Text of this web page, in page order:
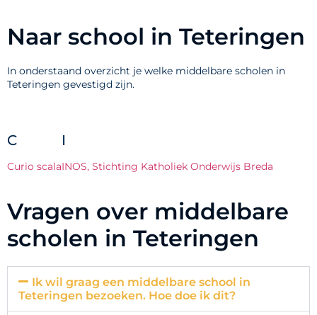
Naar school in Teteringen
In onderstaand overzicht je welke middelbare scholen in
Teteringen gevestigd zijn.
C
Curio scala
I
INOS, Stichting Katholiek Onderwijs Breda
Vragen over middelbare
scholen in Teteringen
Ik wil graag een middelbare school in
Teteringen bezoeken. Hoe doe ik dit?